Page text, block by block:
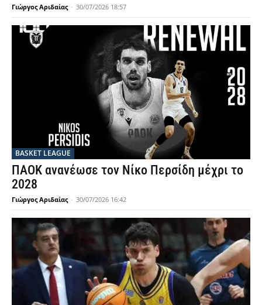
Γιώργος Αριδαίας - 30/07/2026 18:57
BASKET LEAGUE
ΠΑΟΚ ανανέωσε τον Νίκο Περσίδη μέχρι το
2028
Γιώργος Αριδαίας - 30/07/2026 16:42